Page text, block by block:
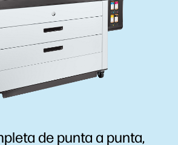
de punta a punta,